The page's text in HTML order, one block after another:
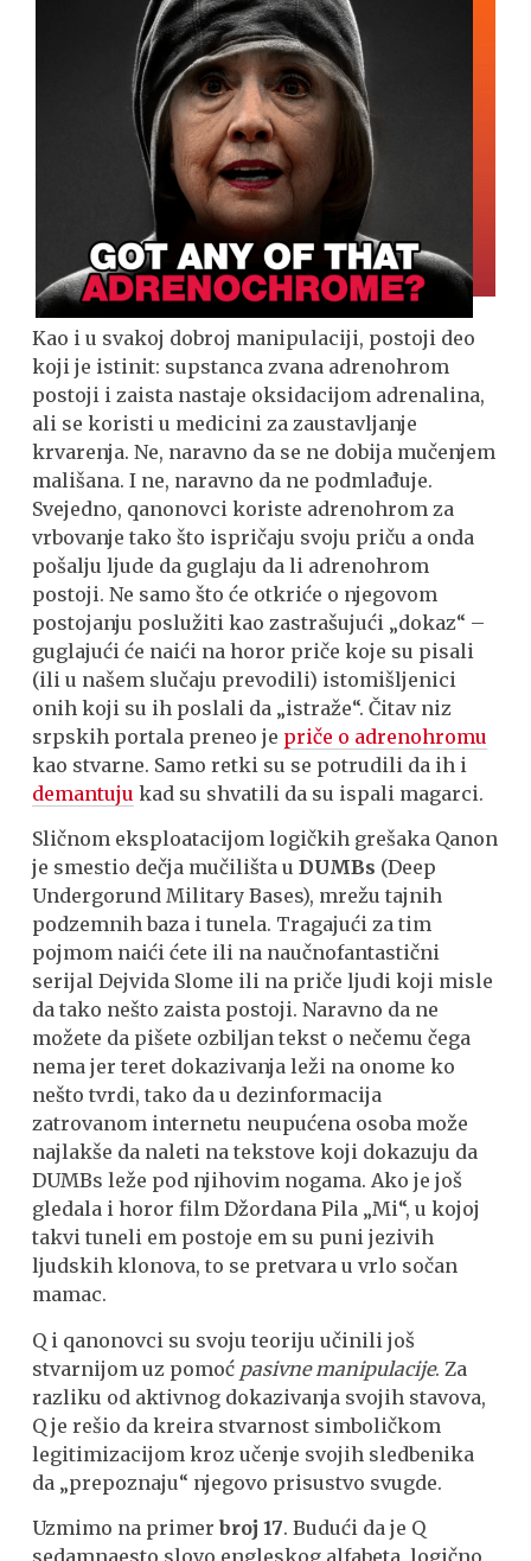
Kao i u svakoj dobroj manipulaciji, postoji deo
koji je istinit: supstanca zvana adrenohrom
postoji i zaista nastaje oksidacijom adrenalina,
ali se koristi u medicini za zaustavljanje
krvarenja. Ne, naravno da se ne dobija mučenjem
mališana. I ne, naravno da ne podmlađuje.
Svejedno, qanonovci koriste adrenohrom za
vrbovanje tako što ispričaju svoju priču a onda
pošalju ljude da guglaju da li adrenohrom
postoji. Ne samo što će otkriće o njegovom
postojanju poslužiti kao zastrašujući „dokaz“ –
guglajući će naići na horor priče koje su pisali
(ili u našem slučaju prevodili) istomišljenici
onih koji su ih poslali da „istraže“. Čitav niz
srpskih portala preneo je priče o adrenohromu
kao stvarne. Samo retki su se potrudili da ih i
demantuju kad su shvatili da su ispali magarci.
Sličnom eksploatacijom logičkih grešaka Qanon
je smestio dečja mučilišta uDUMBs (Deep
Undergorund Military Bases), mrežu tajnih
podzemnih baza i tunela. Tragajući za tim
pojmom naići ćete ili na naučnofantastični
serijal Dejvida Slome ili na priče ljudi koji misle
da tako nešto zaista postoji. Naravno da ne
možete da pišete ozbiljan tekst o nečemu čega
nema jer teret dokazivanja leži na onome ko
nešto tvrdi, tako da u dezinformacija
zatrovanom internetu neupućena osoba može
najlakše da naleti na tekstove koji dokazuju da
DUMBs leže pod njihovim nogama. Ako je još
gledala i horor film Džordana Pila „Mi“, u kojoj
takvi tuneli em postoje em su puni jezivih
ljudskih klonova, to se pretvara u vrlo sočan
mamac.
Q i qanonovci su svoju teoriju učinili još
stvarnijom uz pomoć pasivne manipulacije. Za
razliku od aktivnog dokazivanja svojih stavova,
Q je rešio da kreira stvarnost simboličkom
legitimizacijom kroz učenje svojih sledbenika
da „prepoznaju“ njegovo prisustvo svugde.
Uzmimo na primerbroj 17. Budući da je Q